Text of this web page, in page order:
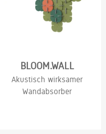
BLOOM.WALL
Akustisch wirksamer
Wandabsorber